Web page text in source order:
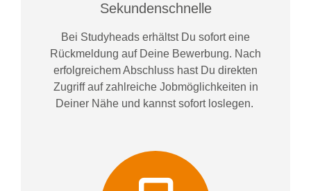
Sekundenschnelle
Bei Studyheads erhältst Du sofort eine
Rückmeldung auf Deine Bewerbung. Nach
erfolgreichem Abschluss hast Du direkten
Zugriff auf zahlreiche Jobmöglichkeiten in
Deiner Nähe und kannst sofort loslegen.